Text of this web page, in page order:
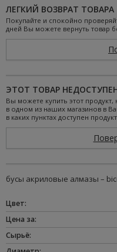
ЛЕГКИЙ ВОЗВРАТ ТОВАРА
Покупайте и спокойно
дней Вы можете вернуть товар
ЭТОТ ТОВАР
Вы можете купить этот продукт,
в одном из наших магазинов в
в каких пунктах доступен
бусы акриловые алмазы –
Цвет:
Цена за:
Сырьё: